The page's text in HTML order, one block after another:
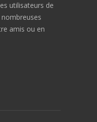
utilisateurs de
amis ou en